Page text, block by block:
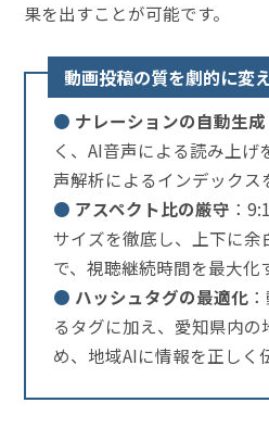
果を出すことが可能です。
動画投稿の質を劇的に変
● ナレーションの自動生成
く、AI音声による読み上げ
声解析によるインデックス
● アスペクト比の厳守 ：
サイズを徹底し、上下に余
で、視聴継続時間を最大化
● ハッシュタグの最適化
るタグに加え、愛知県内
め、地域AIに情報を正しく